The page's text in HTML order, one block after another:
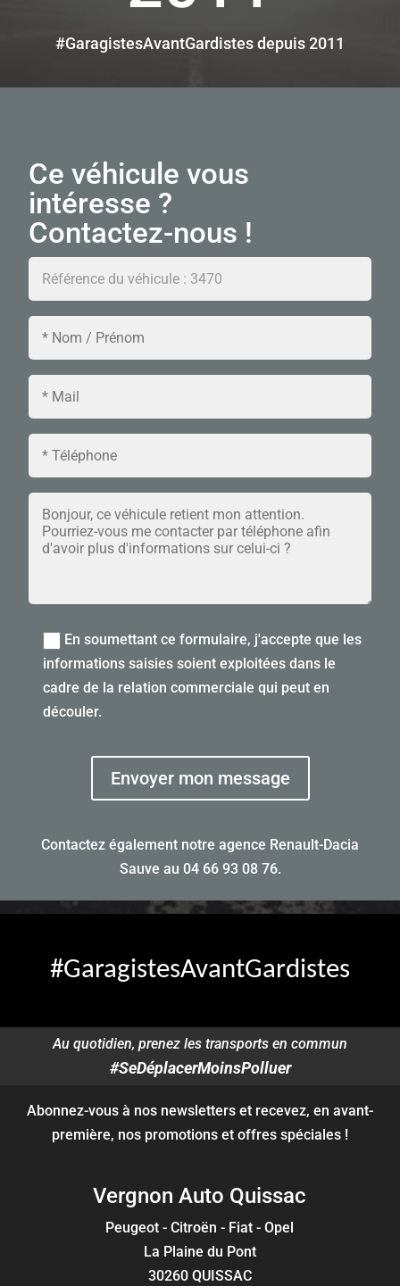
#GaragistesAvantGardistes depuis 2011
Ce véhicule vous
intéresse ?
Contactez-nous !
En soumettant ce formulaire, j'accepte que les
informations saisies soient exploitées dans le
cadre de la relation commerciale qui peut en
découler.
Envoyer mon message
Contactez également notre agence Renault-Dacia
Sauve au 04 66 93 08 76.
#GaragistesAvantGardistes
Au quotidien, prenez les transports en commun
#SeDéplacerMoinsPolluer
Abonnez-vous à nos newsletters et recevez, en avant-
première, nos promotions et offres spéciales !
Vergnon Auto Quissac
Peugeot - Citroën - Fiat - Opel
La Plaine du Pont
30260 QUISSAC